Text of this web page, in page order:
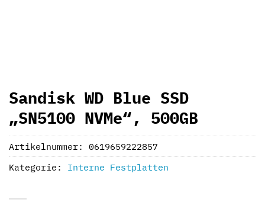
Sandisk WD Blue SSD
„SN5100 NVMe“, 500GB
Artikelnummer: 0619659222857
Kategorie: Interne Festplatten